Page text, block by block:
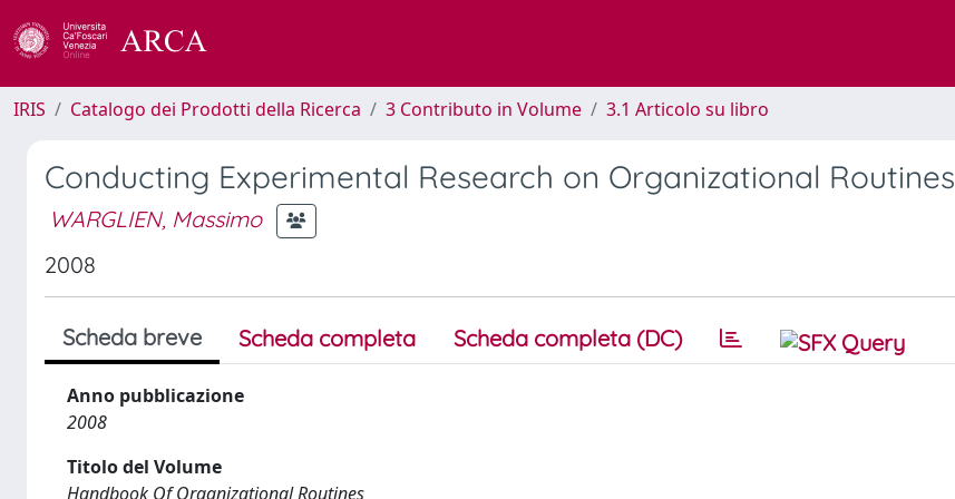
IRIS Catalogo dei Prodotti della Ricerca 3 Contributo in Volume 3.1 Articolo su libro
Conducting Experimental Research on Organizational Routines
WARGLIEN, Massimo
2008
Scheda breve Scheda completa Scheda completa (DC)
Anno pubblicazione
2008
Titolo del Volume
Handbook Of Organizational Routines